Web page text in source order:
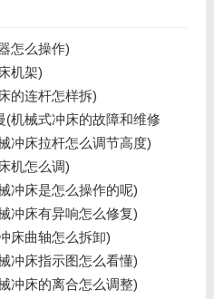
怎么操作)
机架)
的连杆怎样拆)
机械式冲床的故障和维修
冲床拉杆怎么调节高度)
机怎么调)
冲床是怎么操作的呢)
冲床有异响怎么修复)
床曲轴怎么拆卸)
冲床指示图怎么看懂)
冲床的离合怎么调整)